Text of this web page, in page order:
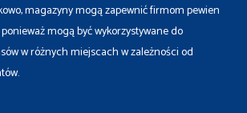
magazyny mogą zapewnić firmom pewien
mogą być wykorzystywane do
w różnych miejscach w zależności od